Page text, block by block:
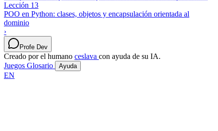
Lección 13
POO en Python: clases, objetos y encapsulación orientada al
dominio
›
Profe Dev
Creado por el humano ceslava con ayuda de su IA.
Juegos Glosario Ayuda
EN